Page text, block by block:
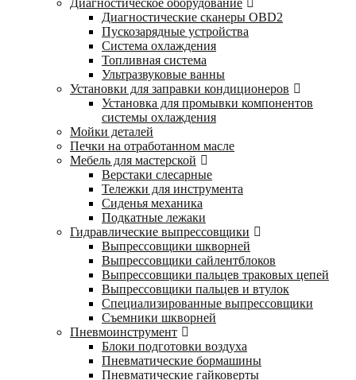
Диагностическое оборудование
Диагностические сканеры OBD2
Пускозарядные устройства
Система охлаждения
Топливная система
Ультразвуковые ванны
Установки для заправки кондиционеров
Установка для промывки компонентов
системы охлаждения
Мойки деталей
Печки на отработанном масле
Мебель для мастерской
Верстаки слесарные
Тележки для инструмента
Сиденья механика
Подкатные лежаки
Гидравлические выпрессовщики
Выпрессовщики шкворней
Выпрессовщики сайлентблоков
Выпрессовщики пальцев траковых цепей
Выпрессовщики пальцев и втулок
Специализированные выпрессовщики
Cъемники шкворней
Пневмоинструмент
Блоки подготовки воздуха
Пневматические бормашины
Пневматические гайковерты